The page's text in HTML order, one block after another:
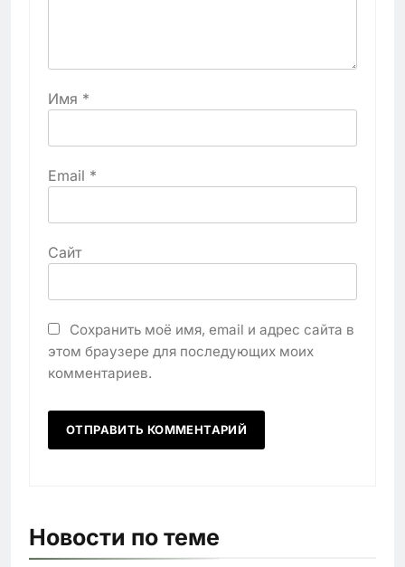
Имя *
Email *
Сайт
Сохранить моё имя, email и адрес сайта в
этом браузере для последующих моих
комментариев.
Новости по теме